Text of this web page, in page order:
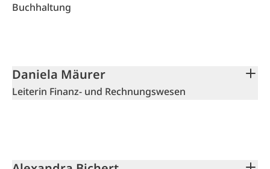
Buchhaltung
Daniela Mäurer
Leiterin Finanz- und Rechnungswesen